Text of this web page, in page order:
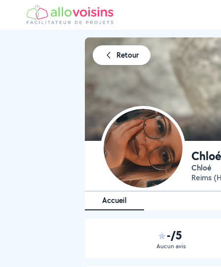
Retour
Chloé
Reims
Accueil
-/5
Aucun avis